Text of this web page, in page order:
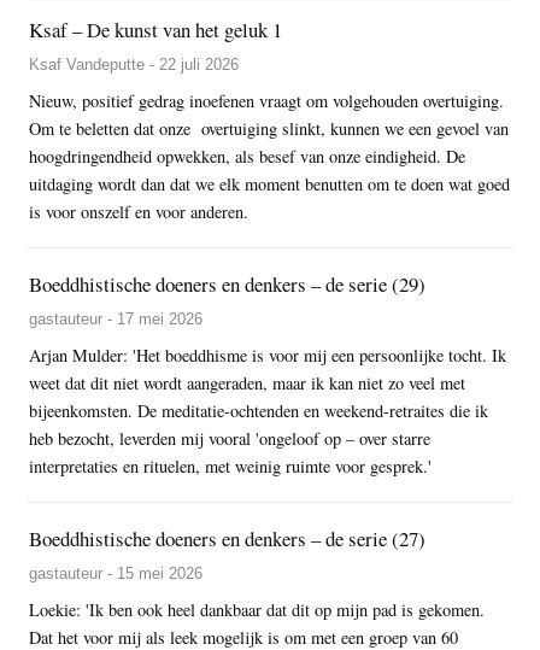
Ksaf – De kunst van het geluk 1
Ksaf Vandeputte - 22 juli 2026
Nieuw, positief gedrag inoefenen vraagt om volgehouden overtuiging.
Om te beletten dat onze overtuiging slinkt, kunnen we een gevoel van
hoogdringendheid opwekken, als besef van onze eindigheid. De
uitdaging wordt dan dat we elk moment benutten om te doen wat goed
is voor onszelf en voor anderen.
Boeddhistische doeners en denkers – de serie (29)
gastauteur - 17 mei 2026
Arjan Mulder: 'Het boeddhisme is voor mij een persoonlijke tocht. Ik
weet dat dit niet wordt aangeraden, maar ik kan niet zo veel met
bijeenkomsten. De meditatie-ochtenden en weekend-retraites die ik
heb bezocht, leverden mij vooral 'ongeloof op – over starre
interpretaties en rituelen, met weinig ruimte voor gesprek.'
Boeddhistische doeners en denkers – de serie (27)
gastauteur - 15 mei 2026
Loekie: 'Ik ben ook heel dankbaar dat dit op mijn pad is gekomen.
Dat het voor mij als leek mogelijk is om met een groep van 60